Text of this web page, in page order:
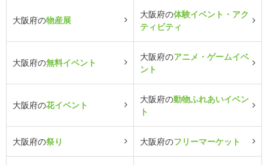
大阪府の物産展
大阪府の体験イベント・アク
ティビティ
大阪府の無料イベント
大阪府のアニメ・ゲームイベ
ント
大阪府の花イベント
大阪府の動物ふれあいイベン
ト
大阪府の祭り 大阪府のフリーマーケット